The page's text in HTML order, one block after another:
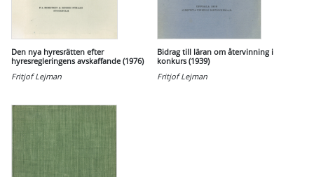
Den nya hyresrätten efter
hyresregleringens avskaffande (1976)
Fritjof Lejman
Bidrag till läran om återvinning i
konkurs (1939)
Fritjof Lejman